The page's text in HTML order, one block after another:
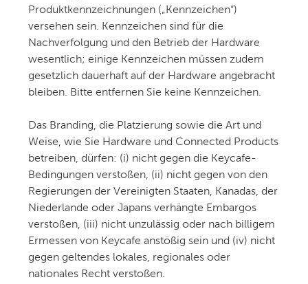
Produktkennzeichnungen („Kennzeichen“)
versehen sein. Kennzeichen sind für die
Nachverfolgung und den Betrieb der Hardware
wesentlich; einige Kennzeichen müssen zudem
gesetzlich dauerhaft auf der Hardware angebracht
bleiben. Bitte entfernen Sie keine Kennzeichen.
Das Branding, die Platzierung sowie die Art und
Weise, wie Sie Hardware und Connected Products
betreiben, dürfen: (i) nicht gegen die Keycafe-
Bedingungen verstoßen, (ii) nicht gegen von den
Regierungen der Vereinigten Staaten, Kanadas, der
Niederlande oder Japans verhängte Embargos
verstoßen, (iii) nicht unzulässig oder nach billigem
Ermessen von Keycafe anstößig sein und (iv) nicht
gegen geltendes lokales, regionales oder
nationales Recht verstoßen.